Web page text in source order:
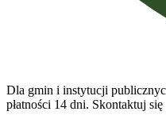
Dla gmin i instytucji
płatności 14 dni. Skontaktuj